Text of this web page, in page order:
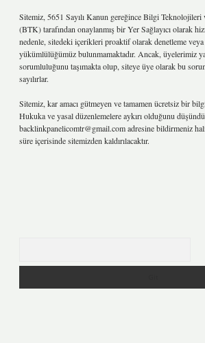
Sitemiz, 5651 Sayılı Kanun gereğince Bilgi
(BTK) tarafından onaylanmış bir Yer Sağlayıcı olarak
nedenle, sitedeki içerikleri proaktif olarak denetleme veya
yükümlülüğümüz bulunmamaktadır. Ancak, üyelerimiz
sorumluluğunu taşımakta olup, siteye üye olarak bu
sayılırlar.
Sitemiz, kar amacı gütmeyen ve tamamen ücretsiz bir
Hukuka ve yasal düzenlemelere aykırı olduğunu
backlinkpanelicomtr@gmail.comadresine bildirmeniz
süre içerisinde sitemizden kaldırılacaktır.